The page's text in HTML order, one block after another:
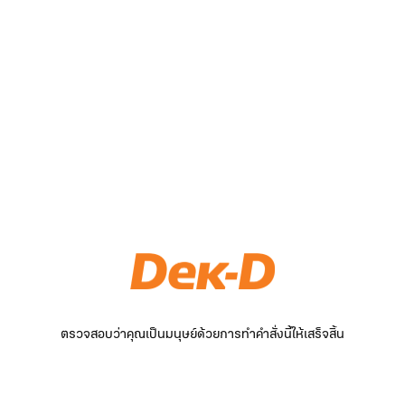
ตรวจสอบว่าคุณเป็นมนุษย์ด้วยการทำคำสั่งนี้ให้เสร็จสิ้น